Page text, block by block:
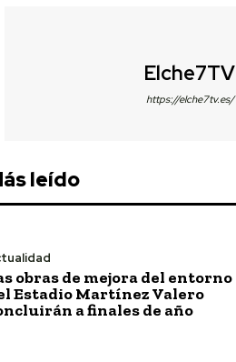
Elche7TV
https://elche7tv.es/
leído
obras de mejora del entorno
Estadio Martínez Valero
a finales de año